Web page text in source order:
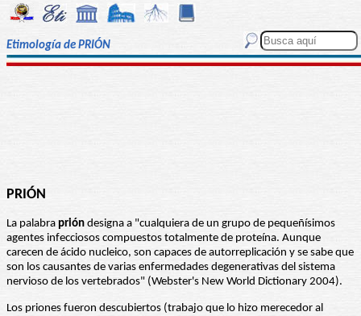
Etimología de PRIÓN
PRIÓN
La palabra prión designa a "cualquiera de un grupo de pequeñísimos
agentes infecciosos compuestos totalmente de proteína. Aunque
carecen de ácido nucleico, son capaces de autorreplicación y se sabe que
son los causantes de varias enfermedades degenerativas del sistema
nervioso de los vertebrados" (Webster's New World Dictionary 2004).
Los priones fueron descubiertos (trabajo que lo hizo merecedor al